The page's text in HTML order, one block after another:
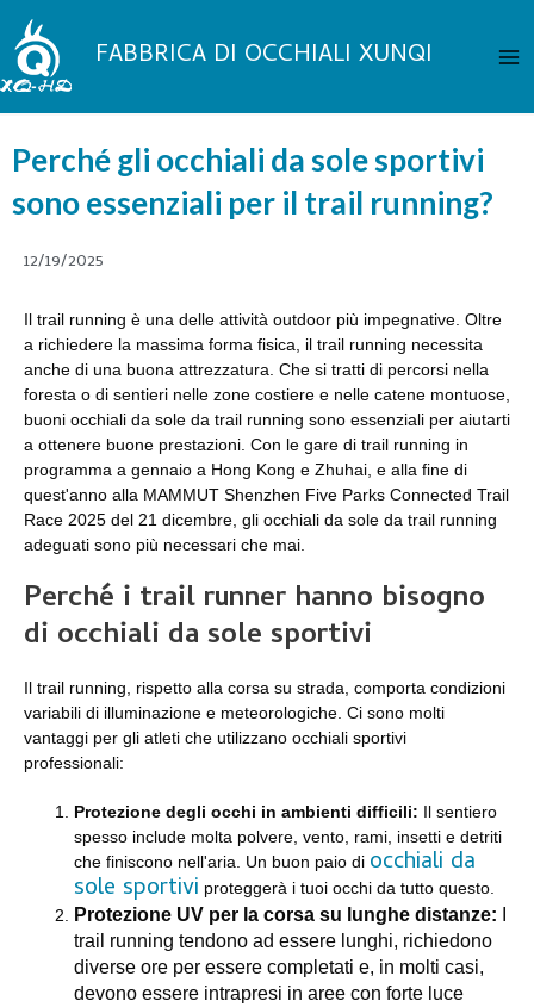
Vai
al
contenuto FABBRICA DI OCCHIALI XUNQI
Perché gli occhiali da sole sportivi
sono essenziali per il trail running?
12/19/2025
Il trail running è una delle attività outdoor più impegnative. Oltre
a richiedere la massima forma fisica, il trail running necessita
anche di una buona attrezzatura. Che si tratti di percorsi nella
foresta o di sentieri nelle zone costiere e nelle catene montuose,
buoni occhiali da sole da trail running sono essenziali per aiutarti
a ottenere buone prestazioni. Con le gare di trail running in
programma a gennaio a Hong Kong e Zhuhai, e alla fine di
quest'anno alla MAMMUT Shenzhen Five Parks Connected Trail
Race 2025 del 21 dicembre, gli occhiali da sole da trail running
adeguati sono più necessari che mai.
Perché i trail runner hanno bisogno
di occhiali da sole sportivi
Il trail running, rispetto alla corsa su strada, comporta condizioni
variabili di illuminazione e meteorologiche. Ci sono molti
vantaggi per gli atleti che utilizzano occhiali sportivi
professionali:
Protezione degli occhi in ambienti difficili: Il sentiero
spesso include molta polvere, vento, rami, insetti e detriti
che finiscono nell'aria. Un buon paio di occhiali da
sole sportivi proteggerà i tuoi occhi da tutto questo.
Protezione UV per la corsa su lunghe distanze:
trail running tendono ad essere lunghi, richiedono
diverse ore per essere completati e, in molti casi,
devono essere intrapresi in aree con forte luce